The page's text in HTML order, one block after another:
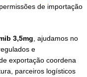
de importação
3,5mg , ajudamos no
e
exportação coordena
parceiros logísticos